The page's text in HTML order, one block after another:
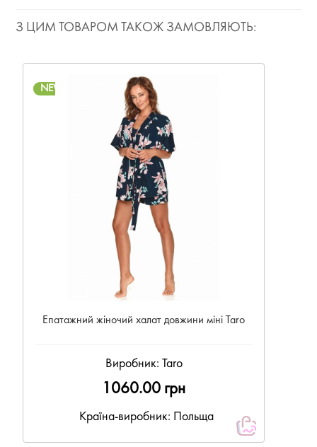
З ЦИМ ТОВАРОМ ТАКОЖ ЗАМОВЛЯЮТЬ:
NEW
Епатажний жіночий халат довжини міні Taro
Виробник: Taro
1060.00 грн
Країна-виробник: Польща